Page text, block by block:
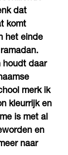
dat
komt
het einde
houdt daar
merk ik
kleurrijk en
is met al
en
naar